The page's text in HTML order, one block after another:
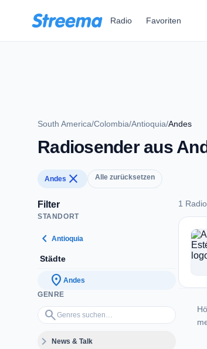
Radio Favoriten
South America/Colombia/Antioquia/Andes
Radiosender aus
Andes close Alle zurücksetzen
Filter
STANDORT
chevron_left Antioquia
Städte
location_on Andes
GENRE
search
Genres suchen…
expand_moreNews & Talk
1
1